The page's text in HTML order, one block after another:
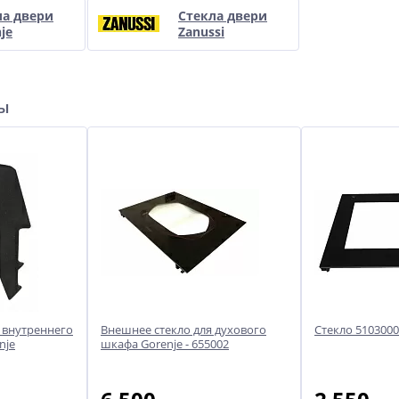
двери
Стекла двери
Zanussi
Внешнее стекло для духового
шкафа Gorenje - 655002
Стекло